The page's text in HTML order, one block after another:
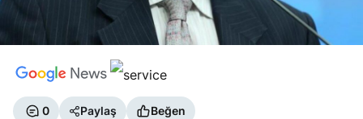
0 Paylaş Beğen